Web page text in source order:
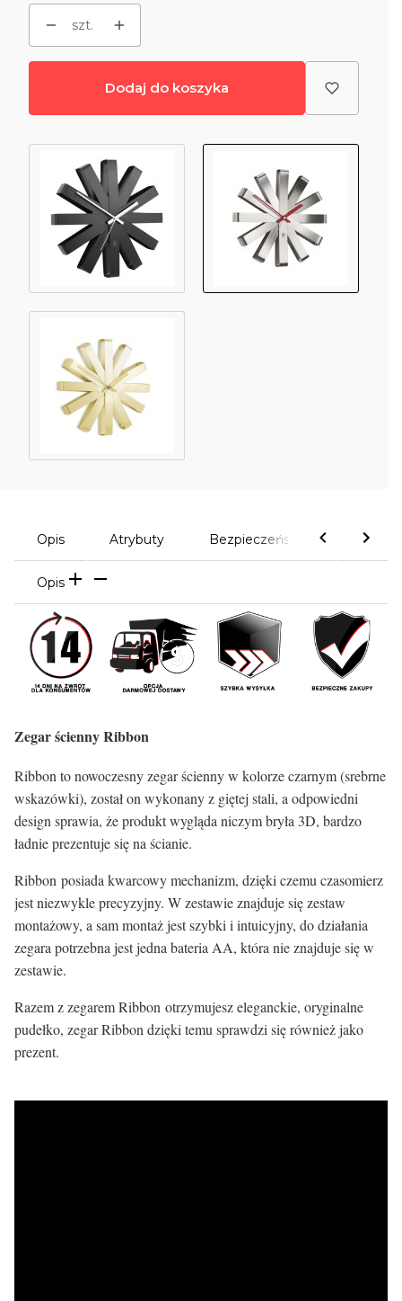
szt.
Dodaj do koszyka
Opis Atrybuty Bezpieczeństwo
Opis
Zegar ścienny Ribbon
Ribbon to nowoczesny zegar ścienny w kolorze czarnym (srebrne
wskazówki), został on wykonany z giętej stali, a odpowiedni
design sprawia, że produkt wygląda niczym bryła 3D, bardzo
ładnie prezentuje się na ścianie.
Ribbon posiada kwarcowy mechanizm, dzięki czemu czasomierz
jest niezwykle precyzyjny. W zestawie znajduje się zestaw
montażowy, a sam montaż jest szybki i intuicyjny, do działania
zegara potrzebna jest jedna bateria AA, która nie znajduje się w
zestawie.
Razem z zegarem Ribbon otrzymujesz eleganckie, oryginalne
pudełko, zegar Ribbon dzięki temu sprawdzi się również jako
prezent.